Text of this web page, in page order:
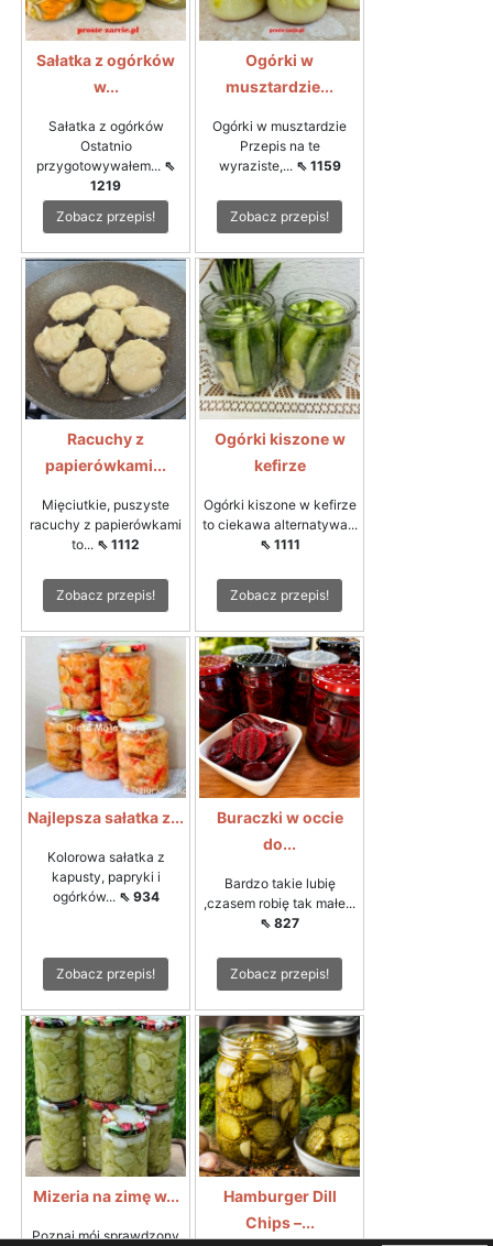
Sałatka z ogórków
w...
Sałatka z ogórków
Ostatnio
przygotowywałem... ⇖
1219
Zobacz przepis!
Ogórki w
musztardzie...
Ogórki w musztardzie
Przepis na te
wyraziste,... ⇖ 1159
Zobacz przepis!
Racuchy z
papierówkami...
Mięciutkie, puszyste
racuchy z papierówkami
to... ⇖ 1112
Zobacz przepis!
Ogórki kiszone w
kefirze
Ogórki kiszone w kefirze
to ciekawa alternatywa...
⇖ 1111
Zobacz przepis!
Najlepsza sałatka z...
Kolorowa sałatka z
kapusty, papryki i
ogórków... ⇖ 934
Zobacz przepis!
Buraczki w occie
do...
Bardzo takie lubię
,czasem robię tak małe...
⇖ 827
Zobacz przepis!
Mizeria na zimę w...
Poznaj mój sprawdzony
Hamburger Dill
Chips –...